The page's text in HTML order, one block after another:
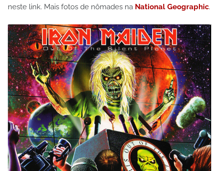
neste link. Mais fotos de nômades na National Geographic.